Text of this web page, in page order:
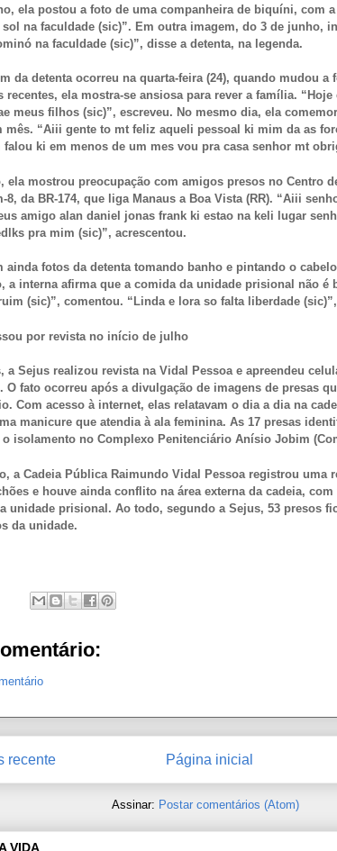
ela postou a foto de uma companheira de biquíni, com
na faculdade (sic)”. Em outra imagem, do 3 de junho,
na faculdade (sic)”, disse a detenta, na legenda.
da detenta ocorreu na quarta-feira (24), quando mudou
recentes, ela mostra-se ansiosa para rever a família.
meus filhos (sic)”, escreveu. No mesmo dia, ela
mês. “Aiii gente to mt feliz aqueli pessoal ki mim da as
ki em menos de um mes vou pra casa senhor mt
ela mostrou preocupação com amigos presos no Centro
8, da BR-174, que liga Manaus a Boa Vista (RR). “Aiii
amigo alan daniel jonas frank ki estao na keli lugar
pra mim (sic)”, acrescentou.
ainda fotos da detenta tomando banho e pintando o
a interna afirma que a comida da unidade prisional não é
(sic)”, comentou. “Linda e lora so falta liberdade
por revista no início de julho
a Sejus realizou revista na Vidal Pessoa e apreendeu
O fato ocorreu após a divulgação de imagens de presas
Com acesso à internet, elas relatavam o dia a dia na
manicure que atendia à ala feminina. As 17 presas
o isolamento no Complexo Penitenciário Anísio Jobim
a Cadeia Pública Raimundo Vidal Pessoa registrou uma
e houve ainda conflito na área externa da cadeia,
unidade prisional. Ao todo, segundo a Sejus, 53 presos
da unidade.
recente Página inicial
Assinar: Postar comentários (Atom)
VIDA